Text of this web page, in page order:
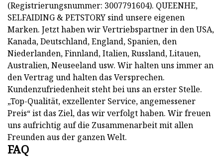
(Registrierungsnummer: 3007791604). QUEENHE,
SELFAIDING & PETSTORY sind unsere eigenen
Marken. Jetzt haben wir Vertriebspartner in den USA,
Kanada, Deutschland, England, Spanien, den
Niederlanden, Finnland, Italien, Russland, Litauen,
Australien, Neuseeland usw. Wir halten uns immer an
den Vertrag und halten das Versprechen.
Kundenzufriedenheit steht bei uns an erster Stelle.
„Top-Qualität, exzellenter Service, angemessener
Preis“ ist das Ziel, das wir verfolgt haben. Wir freuen
uns aufrichtig auf die Zusammenarbeit mit allen
Freunden aus der ganzen Welt.
FAQ